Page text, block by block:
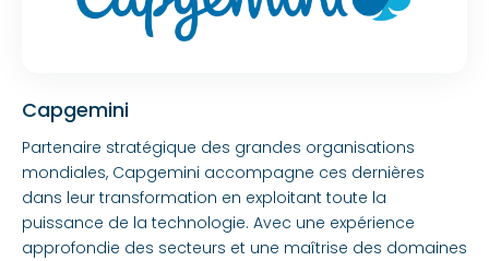
Capgemini
Partenaire stratégique des grandes organisations
mondiales, Capgemini accompagne ces dernières
dans leur transformation en exploitant toute la
puissance de la technologie. Avec une expérience
approfondie des secteurs et une maîtrise des domaines